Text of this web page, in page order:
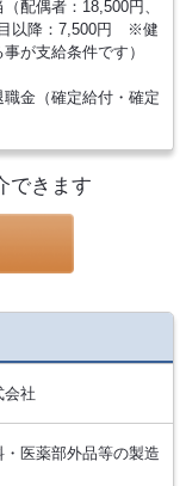
配偶者：18,500円、
以降：7,500円 ※健
が支給条件です）
金（確定給付・確定
できます
会社
医薬部外品等の製造